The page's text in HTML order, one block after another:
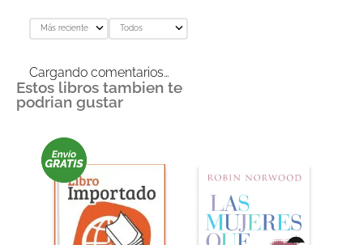
Más reciente Todos
Cargando comentarios…
Estos libros tambien te
podrian gustar